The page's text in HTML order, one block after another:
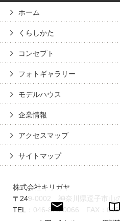
ホーム
くらしかた
コンセプト
フォトギャラリー
モデルハウス
企業情報
アクセスマップ
サイトマップ
株式会社キリガヤ
〒249-0002 神奈川県逗子市山
TEL：046-873-0066 FAX：